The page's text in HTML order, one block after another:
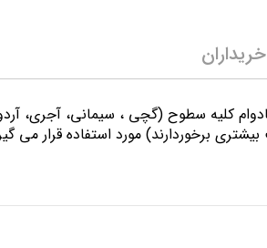
کلیه سطوح (گچی ، سیمانی، آجری،